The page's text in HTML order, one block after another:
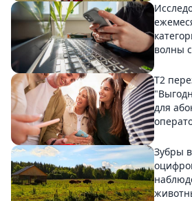
волны
Т2
для
Зубры